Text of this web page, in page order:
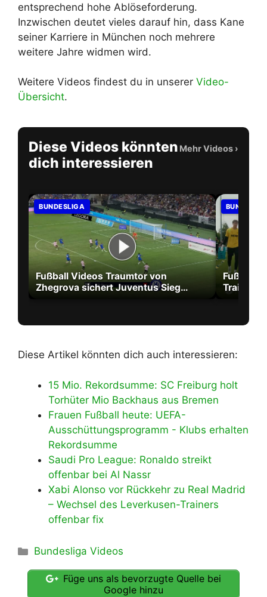
entsprechend hohe Ablöseforderung.
Inzwischen deutet vieles darauf hin, dass Kane
seiner Karriere in München noch mehrere
weitere Jahre widmen wird.
Weitere Videos findest du in unserer Video-
Übersicht.
Diese Videos könnten
dich interessieren
Mehr Videos ›
BUNDESLIGA
Fußball Videos Traumtor von
Zhegrova sichert Juventus Sieg
Fußball
Training
Diese Artikel könnten dich auch interessieren:
15 Mio. Rekordsumme: SC Freiburg holt
Torhüter Mio Backhaus aus Bremen
Frauen Fußball heute: UEFA-
Ausschüttungsprogramm - Klubs erhalten
Rekordsumme
Saudi Pro League: Ronaldo streikt
offenbar bei Al Nassr
Xabi Alonso vor Rückkehr zu Real Madrid
– Wechsel des Leverkusen-Trainers
offenbar fix
Kategorien
Bundesliga Videos
Füge uns als bevorzugte Quelle bei
Google hinzu